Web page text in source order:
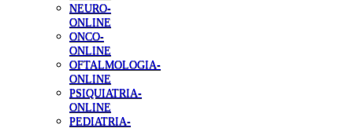
NEURO-
ONLINE
ONCO-
ONLINE
OFTALMOLOGIA-
ONLINE
PSIQUIATRIA-
ONLINE
PEDIATRIA-